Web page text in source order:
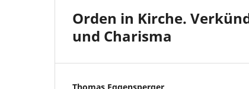
Orden in Kirche.
und Charisma